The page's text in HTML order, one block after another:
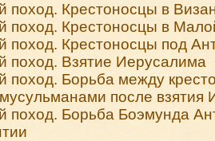
поход. Крестоносцы в
поход. Крестоносцы в
поход. Крестоносцы под
поход. Взятие Иерусалима
поход. Борьба между
после взятия
поход. Борьба Боэмунда